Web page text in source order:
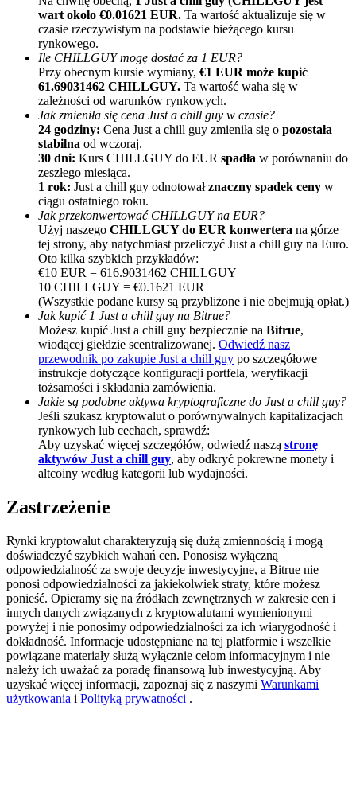
Polecaj
Zaproś przyjaciela, aby otrzymać nagrody pieniężne
BTC Welcome Rewards
BTC Welcome Rewards
Deposit & Trade BTC to Share 25000 USDT prize pool!
Deposit CASHCAT & Win
Share 500000 CASHCAT prize pool
Exclusive for BitMart Users
Register & Trade to Win 500,000 USDT
Precious Metals Trading Carnival
Trade Gold & Silver · 33,333 USDT Bonus
USDT New User Exclusive 10% APR
wart około €0.01621 EUR. Ta wartość aktualizuje się w
czasie rzeczywistym na podstawie bieżącego kursu
rynkowego.
Ile CHILLGUY mogę dostać za 1 EUR?
Przy obecnym kursie wymiany, €1 EUR może kupić
61.69031462 CHILLGUY. Ta wartość waha się w
zależności od warunków rynkowych.
Jak zmieniła się cena Just a chill guy w czasie?
24 godziny: Cena Just a chill guy zmieniła się o pozostała
stabilna od wczoraj.
30 dni: Kurs CHILLGUY do EUR spadła w porównaniu do
zeszłego miesiąca.
1 rok: Just a chill guy odnotowałznaczny spadek ceny w
ciągu ostatniego roku.
Jak przekonwertować CHILLGUY na EUR?
Użyj naszego CHILLGUY do EUR konwertera na górze
tej strony, aby natychmiast przeliczyć Just a chill guy na Euro.
Oto kilka szybkich przykładów:
€10 EUR = 616.9031462 CHILLGUY
10 CHILLGUY = €0.1621 EUR
(Wszystkie podane kursy są przybliżone i nie obejmują opłat.)
Jak kupić 1 Just a chill guy na Bitrue?
Możesz kupić Just a chill guy bezpiecznie na Bitrue,
wiodącej giełdzie scentralizowanej. Odwiedź nasz
przewodnik po zakupie Just a chill guy po szczegółowe
instrukcje dotyczące konfiguracji portfela, weryfikacji
tożsamości i składania zamówienia.
Jakie są podobne aktywa kryptograficzne do Just a chill guy?
Jeśli szukasz kryptowalut o porównywalnych kapitalizacjach
rynkowych lub cechach, sprawdź:
Aby uzyskać więcej szczegółów, odwiedź naszą stronę
aktywów Just a chill guy, aby odkryć pokrewne monety i
altcoiny według kategorii lub wydajności.
Zastrzeżenie
Rynki kryptowalut charakteryzują się dużą zmiennością i mogą
doświadczyć szybkich wahań cen. Ponosisz wyłączną
odpowiedzialność za swoje decyzje inwestycyjne, a Bitrue nie
ponosi odpowiedzialności za jakiekolwiek straty, które możesz
ponieść. Opieramy się na źródłach zewnętrznych w zakresie cen i
innych danych związanych z kryptowalutami wymienionymi
powyżej i nie ponosimy odpowiedzialności za ich wiarygodność i
dokładność. Informacje udostępniane na tej platformie i wszelkie
powiązane materiały służą wyłącznie celom informacyjnym i nie
należy ich uważać za poradę finansową lub inwestycyjną. Aby
uzyskać więcej informacji, zapoznaj się z naszymi Warunkami
użytkowania i Polityką prywatności .